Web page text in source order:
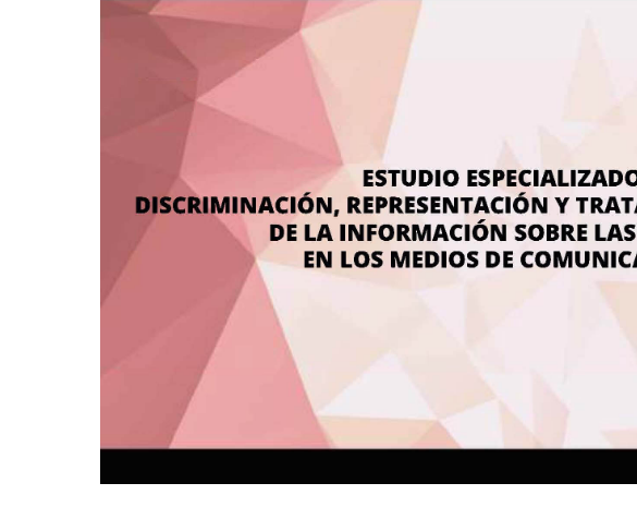
tratamiento
información
mujeres
los
medios